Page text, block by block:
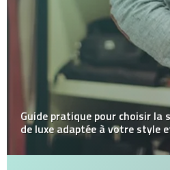
Guide pratique pour choisir la
de luxe adaptée à votre style